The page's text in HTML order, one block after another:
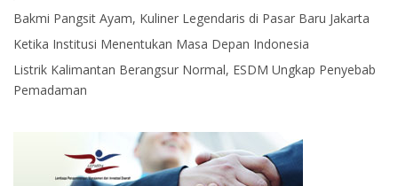
Bakmi Pangsit Ayam, Kuliner Legendaris di Pasar Baru Jakarta
Ketika Institusi Menentukan Masa Depan Indonesia
Listrik Kalimantan Berangsur Normal, ESDM Ungkap Penyebab
Pemadaman